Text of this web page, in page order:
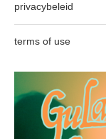
privacybeleid
terms of use